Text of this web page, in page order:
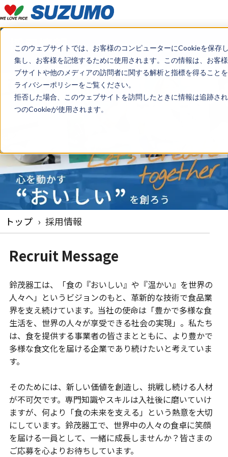
このウェブサイトでは、お客様のコンピューターにCookieを保
集し、お客様を記憶するために使用されます。この情報は、お客
ブサイトや他のメディアの訪問者に関する解析と指標を得ること
ライバシーポリシーをご覧ください。
拒否した場合、このウェブサイトを訪問したときに情報は追跡さ
つのCookieが使用されます。
トップ 採用情報
Recruit Message
鈴茂器工は、「食の『おいしい』や『温かい』を世界の
人々へ」というビジョンのもと、革新的な技術で食品業
界を支え続けています。当社の使命は「豊かで多様な食
生活を、世界の人々が享受できる社会の実現」。私たち
は、食を提供する事業者の皆さまとともに、より豊かで
多様な食文化を届ける企業であり続けたいと考えていま
す。​
そのためには、新しい価値を創造し、挑戦し続ける人材
が不可欠です。専門知識やスキルは入社後に磨いていけ
ますが、何より「食の未来を支える」という熱意を大切
にしています。鈴茂器工で、世界中の人々の食卓に笑顔
を届ける一員として、一緒に成長しませんか？皆さまの
ご応募を心よりお待ちしています。